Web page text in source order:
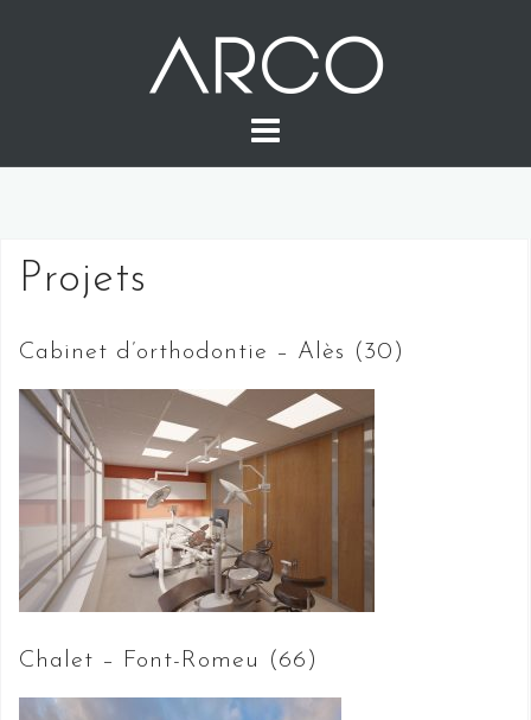
Projets
Cabinet d’orthodontie – Alès (30)
Chalet – Font-Romeu (66)